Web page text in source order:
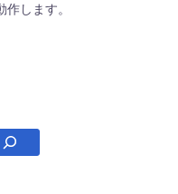
します。